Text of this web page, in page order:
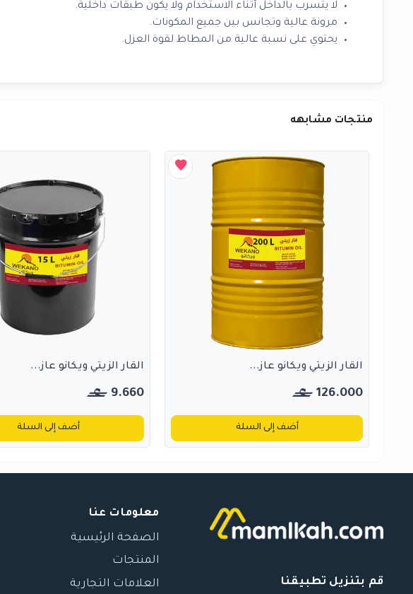
لا يتسرب بالداخل أثناء الاستخدام ولا يكون طبقات داخلية.
مرونة عالية وتجانس بين جميع المكونات.
يحتوي على نسبة عالية من المطاط لقوة العزل.
منتجات مشابهه
القار الزيتي ويكانو عاز...
126.000
أضف إلى السلة
القار الزيتي ويكانو عاز...
9.660
أضف إلى السلة
قم بتنزيل تطبيقنا
معلومات عنا
الصفحة الرئيسية
المنتجات
العلامات التجارية